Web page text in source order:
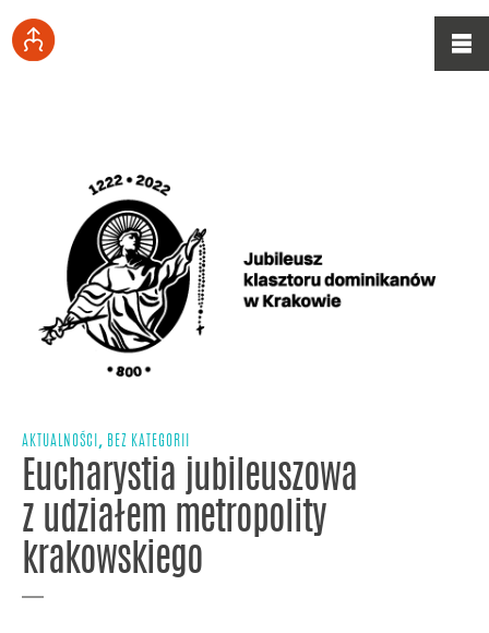
AKTUALNOŚCI , BEZ KATEGORII
Eucharystia jubileuszowa
z udziałem metropolity
krakowskiego